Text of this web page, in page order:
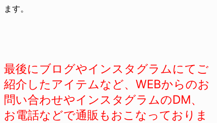
ます。
最後にブログやインスタグラムにてご
紹介したアイテムなど、WEBからのお
問い合わせやインスタグラムのDM、
お電話などで通販もおこなっておりま